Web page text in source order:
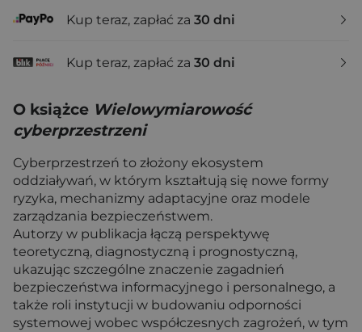
Kup teraz, zapłać za 30 dni
Kup teraz, zapłać za 30 dni
O książce Wielowymiarowość
cyberprzestrzeni
Cyberprzestrzeń to złożony ekosystem
oddziaływań, w którym kształtują się nowe formy
ryzyka, mechanizmy adaptacyjne oraz modele
zarządzania bezpieczeństwem.
Autorzy w publikacja łączą perspektywę
teoretyczną, diagnostyczną i prognostyczną,
ukazując szczególne znaczenie zagadnień
bezpieczeństwa informacyjnego i personalnego, a
także roli instytucji w budowaniu odporności
systemowej wobec współczesnych zagrożeń, w tym